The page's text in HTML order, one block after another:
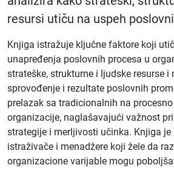
resursi utiču na uspeh
Knjiga istražuje ključne faktore koji
unapređenja poslovnih procesa u
strateške, strukturne i ljudske resurse i
sprovođenje i rezultate poslovnih
prelazak sa tradicionalnih na
organizacije, naglašavajući važnost
strategije i merljivosti učinka. Knjiga je
istraživače i menadžere koji žele da
organizacione varijable mogu